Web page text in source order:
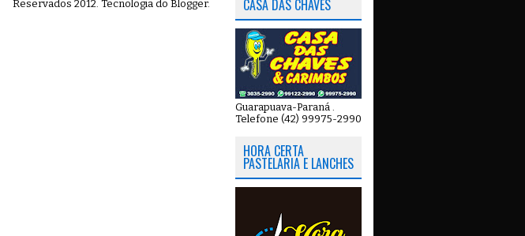
Reservados 2012. Tecnologia do Blogger. CASA DAS CHAVES
Guarapuava-Paraná .
Telefone (42) 99975-2990
HORA CERTA
PASTELARIA E LANCHES